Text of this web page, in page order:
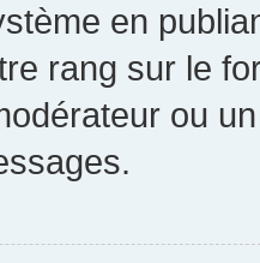
en
rang sur le
ou